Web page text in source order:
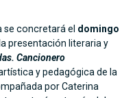
se concretará el domingo
presentación literaria y
Cancionero
y pedagógica de la
por Caterina